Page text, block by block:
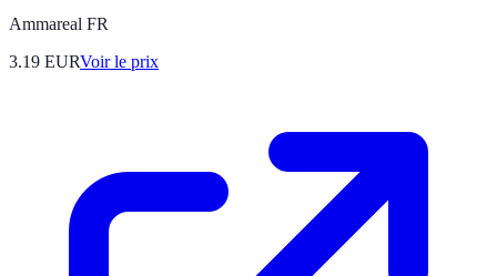
Ammareal FR
3.19 EURVoir le prix